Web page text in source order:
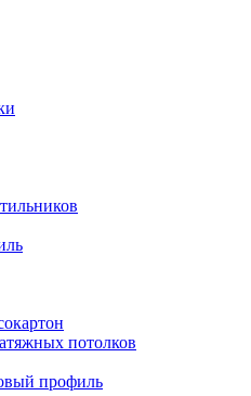
потолков
профиль